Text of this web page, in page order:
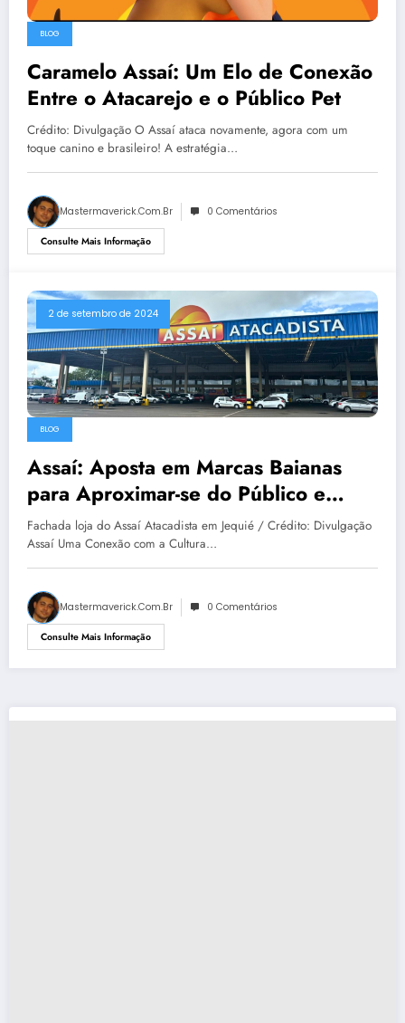
BLOG
Caramelo Assaí: Um Elo de Conexão
Entre o Atacarejo e o Público Pet
Crédito: Divulgação O Assaí ataca novamente, agora com um
toque canino e brasileiro! A estratégia…
Mastermaverick.com.br 0 Comentários
Consulte Mais Informação
2 de setembro de 2024
BLOG
Assaí: Aposta em Marcas Baianas
para Aproximar-se do Público e
Fortalecer a Economia Local
Fachada loja do Assaí Atacadista em Jequié / Crédito: Divulgação
Assaí Uma Conexão com a Cultura…
Mastermaverick.com.br 0 Comentários
Consulte Mais Informação